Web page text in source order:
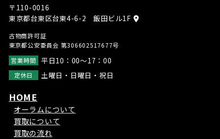
〒110-0016
東京都台東区台東4-6-2 飯田ビル1F
古物商許可証
東京都公安委員会 第306602517677号
営業時間
平日10：00～17：00
定休日 土曜日・日曜日・祝日
HOME
オーラムについて
買取について
買取の流れ